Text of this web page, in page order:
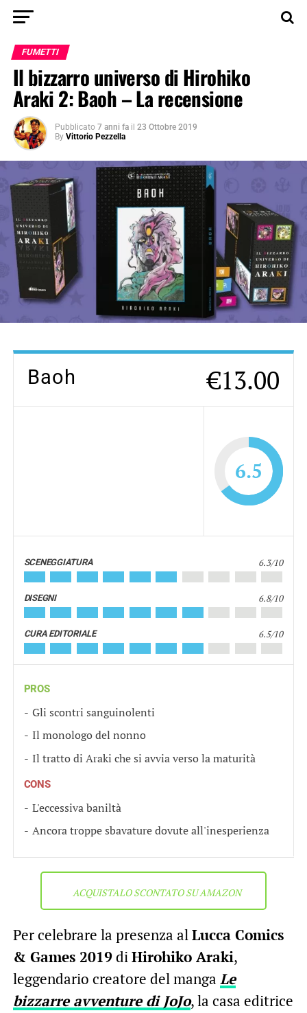
FUMETTI
Il bizzarro universo di Hirohiko
Araki 2: Baoh – La recensione
Pubblicato 7 anni fa il 23 Ottobre 2019
By Vittorio Pezzella
Baoh €13.00
6.5
SCENEGGIATURA 6.3/10
DISEGNI 6.8/10
CURA EDITORIALE 6.5/10
PROS
Gli scontri sanguinolenti
Il monologo del nonno
Il tratto di Araki che si avvia verso la maturità
CONS
L'eccessiva baniltà
Ancora troppe sbavature dovute all'inesperienza
ACQUISTALO SCONTATO SU AMAZON
Per celebrare la presenza alLucca Comics
& Games 2019diHirohiko Araki,
leggendario creatore del manga Le
bizzarre avventure di JoJo, la casa editrice